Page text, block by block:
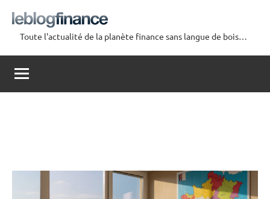
contenu
Le
Blog
Finance
Toute l'actualité de la planète finance sans langue de bois…